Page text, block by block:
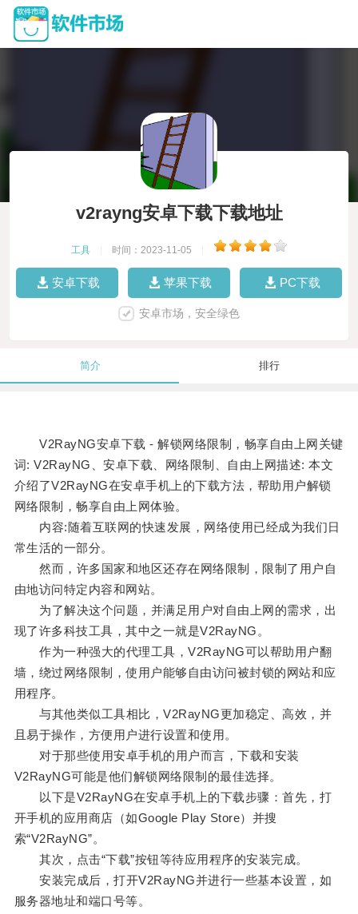
v2rayng安卓下载下载地址
工具 时间：2023-11-05
安卓下载 苹果下载 PC下载
安卓市场，安全绿色
简介 排行
V2RayNG安卓下载 - 解锁网络限制，畅享自由上网关键
词: V2RayNG、安卓下载、网络限制、自由上网描述: 本文
介绍了V2RayNG在安卓手机上的下载方法，帮助用户解锁
网络限制，畅享自由上网体验。
内容:随着互联网的快速发展，网络使用已经成为我们日
常生活的一部分。
然而，许多国家和地区还存在网络限制，限制了用户自
由地访问特定内容和网站。
为了解决这个问题，并满足用户对自由上网的需求，出
现了许多科技工具，其中之一就是V2RayNG。
作为一种强大的代理工具，V2RayNG可以帮助用户翻
墙，绕过网络限制，使用户能够自由访问被封锁的网站和应
用程序。
与其他类似工具相比，V2RayNG更加稳定、高效，并
且易于操作，方便用户进行设置和使用。
对于那些使用安卓手机的用户而言，下载和安装
V2RayNG可能是他们解锁网络限制的最佳选择。
以下是V2RayNG在安卓手机上的下载步骤：首先，打
开手机的应用商店（如Google Play Store）并搜
索“V2RayNG”。
其次，点击“下载”按钮等待应用程序的安装完成。
安装完成后，打开V2RayNG并进行一些基本设置，如
服务器地址和端口号等。